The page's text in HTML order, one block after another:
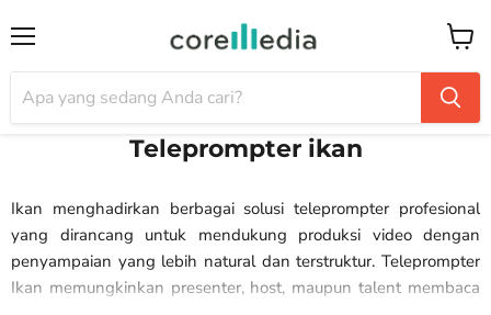
Teleprompter ikan
Ikan menghadirkan berbagai solusi teleprompter profesional
yang dirancang untuk mendukung produksi video dengan
penyampaian yang lebih natural dan terstruktur. Teleprompter
Ikan memungkinkan presenter, host, maupun talent membaca